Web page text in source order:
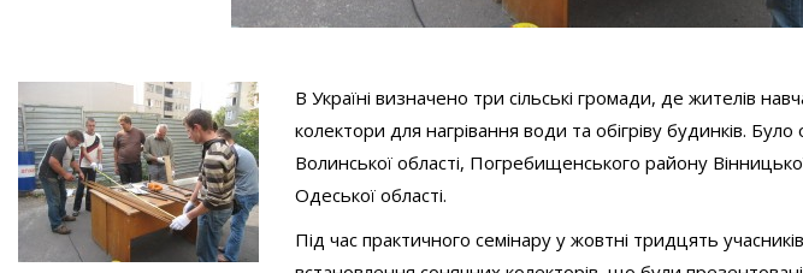
В Україні визначено три сільські громади, де жителів
колектори для нагрівання води та обігріву будинків.
Волинської області, Погребищенського району
Одеської області.
Під час практичного семінару у жовтні тридцять